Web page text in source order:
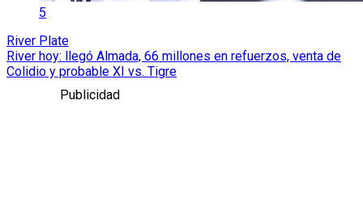
5
River Plate
River hoy: llegó Almada, 66 millones en refuerzos, venta de
Colidio y probable XI vs. Tigre
Publicidad